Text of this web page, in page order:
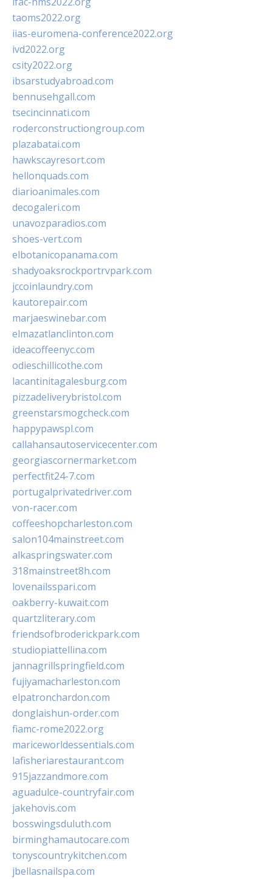
taoms2022.org
iias-euromena-conference2022.org
ivd2022.org
csity2022.org
ibsarstudyabroad.com
bennusehgall.com
tsecincinnati.com
roderconstructiongroup.com
plazabatai.com
hawkscayresort.com
hellonquads.com
diarioanimales.com
decogaleri.com
unavozparadios.com
shoes-vert.com
elbotanicopanama.com
shadyoaksrockportrvpark.com
jccoinlaundry.com
kautorepair.com
marjaeswinebar.com
elmazatlanclinton.com
ideacoffeenyc.com
odieschillicothe.com
lacantinitagalesburg.com
pizzadeliverybristol.com
greenstarsmogcheck.com
happypawspl.com
callahansautoservicecenter.com
georgiascornermarket.com
perfectfit24-7.com
portugalprivatedriver.com
von-racer.com
coffeeshopcharleston.com
salon104mainstreet.com
alkaspringswater.com
318mainstreet8h.com
lovenailsspari.com
oakberry-kuwait.com
quartzliterary.com
friendsofbroderickpark.com
studiopiattellina.com
jannagrillspringfield.com
fujiyamacharleston.com
elpatronchardon.com
donglaishun-order.com
fiamc-rome2022.org
mariceworldessentials.com
lafisheriarestaurant.com
915jazzandmore.com
aguadulce-countryfair.com
jakehovis.com
bosswingsduluth.com
birminghamautocare.com
tonyscountrykitchen.com
jbellasnailspa.com